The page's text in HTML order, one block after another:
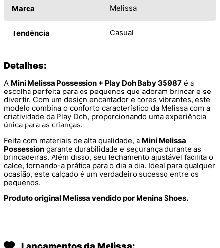
Marca Melissa
Tendência Casual
Detalhes:
A Mini Melissa Possession + Play Doh Baby 35987 é a
escolha perfeita para os pequenos que adoram brincar e se
divertir. Com um design encantador e cores vibrantes, este
modelo combina o conforto característico da Melissa com a
criatividade da Play Doh, proporcionando uma experiência
única para as crianças.
Feita com materiais de alta qualidade, a Mini Melissa
Possession garante durabilidade e segurança durante as
brincadeiras. Além disso, seu fechamento ajustável facilita o
calce, tornando-a prática para o dia a dia. Ideal para qualquer
ocasião, este calçado é um verdadeiro sucesso entre os
pequenos.
Produto original Melissa vendido por Menina Shoes.
Lançamentos da Melissa: